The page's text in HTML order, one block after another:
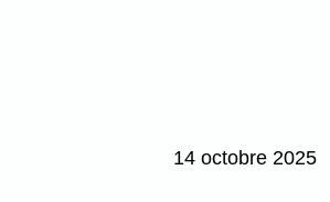
14 octobre 2025